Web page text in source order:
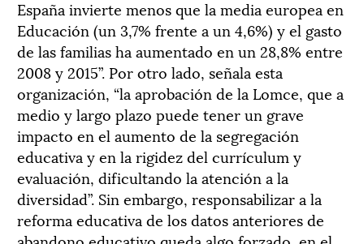
España invierte menos que la media europea en
Educación (un 3,7% frente a un 4,6%) y el gasto
de las familias ha aumentado en un 28,8% entre
2008 y 2015”. Por otro lado, señala esta
organización, “la aprobación de la Lomce, que a
medio y largo plazo puede tener un grave
impacto en el aumento de la segregación
educativa y en la rigidez del currículum y
evaluación, dificultando la atención a la
diversidad”. Sin embargo, responsabilizar a la
reforma educativa de los datos anteriores de